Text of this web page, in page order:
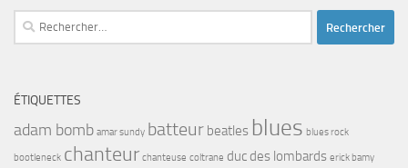
Rechercher :
ÉTIQUETTES
adam bomb amar sundy batteur beatles blues blues rock
bootleneck chanteur chanteuse coltrane duc des lombards erick bamy